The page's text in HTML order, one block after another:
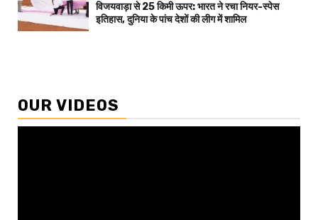
विजयवाड़ा से 25 किमी ऊपर: भारत ने रचा नियर-स्पेस
इतिहास, दुनिया के पांच देशों की लीग में शामिल
OUR VIDEOS